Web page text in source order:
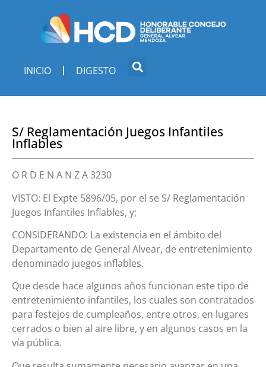
INICIO DIGESTO
S/ Reglamentación Juegos Infantiles
Inflables
O R D E N A N Z A 3230
VISTO: El Expte 5896/05, por el se S/ Reglamentación
Juegos Infantiles Inflables, y;
CONSIDERANDO: La existencia en el ámbito del
Departamento de General Alvear, de entretenimiento
denominado juegos inflables.
Que desde hace algunos años funcionan este tipo de
entretenimiento infantiles, los cuales son contratados
para festejos de cumpleaños, entre otros, en lugares
cerrados o bien al aire libre, y en algunos casos en la
vía pública.